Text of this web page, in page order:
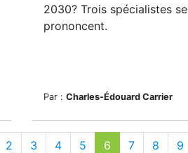
2030? Trois spécialistes se
prononcent.
Par : Charles-Édouard Carrier
2 3 4 5 6 7 8 9